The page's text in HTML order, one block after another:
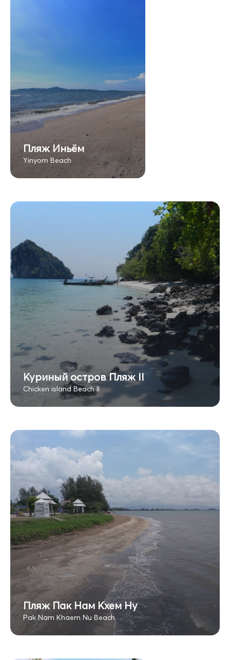
Пляж Иньём
Yinyom Beach
Куриный остров Пляж II
Chicken island Beach II
Пляж Пак Нам Кхем Ну
Pak Nam Khaem Nu Beach